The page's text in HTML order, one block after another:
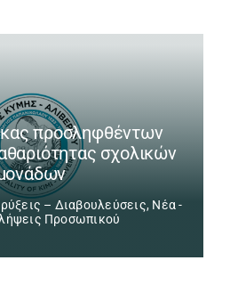
προσληφθέντων
σχολικών
– Διαβουλεύσεις, Νέα -
Προσωπικού